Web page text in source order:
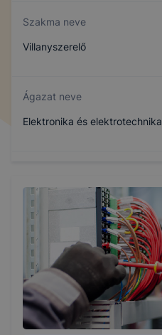
Szakma neve
Villanyszerelő
Ágazat neve
Elektronika és elektrotechnika
Képzés időtartama
3 év
Választható szakmairányok: